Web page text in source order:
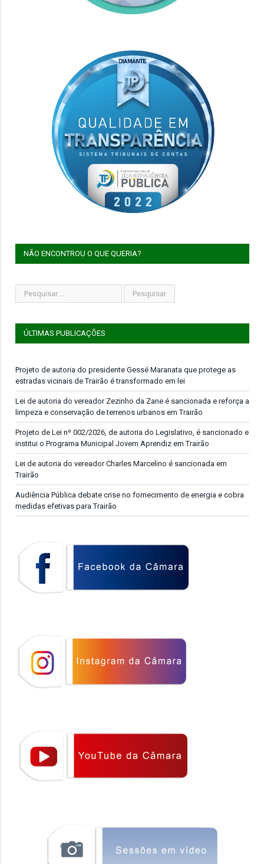
NÃO ENCONTROU O QUE QUERIA?
ÚLTIMAS PUBLICAÇÕES
Projeto de autoria do presidente Gessé Maranata que protege as
estradas vicinais de Trairão é transformado em lei
Lei de autoria do vereador Zezinho da Zane é sancionada e reforça a
limpeza e conservação de terrenos urbanos em Trairão
Projeto de Lei nº 002/2026, de autoria do Legislativo, é sancionado e
institui o Programa Municipal Jovem Aprendiz em Trairão
Lei de autoria do vereador Charles Marcelino é sancionada em
Trairão
Audiência Pública debate crise no fornecimento de energia e cobra
medidas efetivas para Trairão